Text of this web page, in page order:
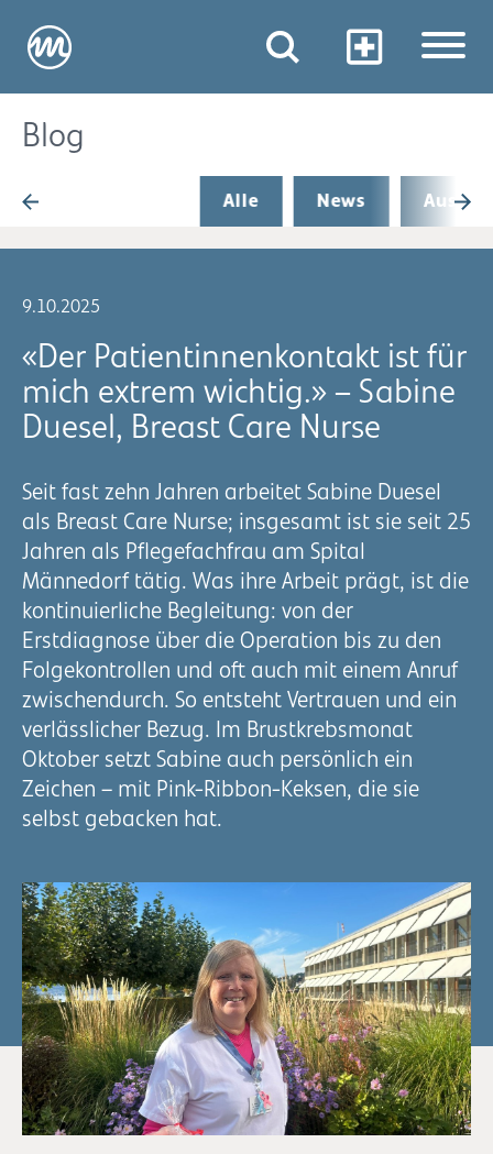
Blog
Alle News Aus
9.10.2025
«Der Patientinnenkontakt ist für
mich extrem wichtig.» – Sabine
Duesel, Breast Care Nurse
Seit fast zehn Jahren arbeitet Sabine Duesel
als Breast Care Nurse; insgesamt ist sie seit 25
Jahren als Pflegefachfrau am Spital
Männedorf tätig. Was ihre Arbeit prägt, ist die
kontinuierliche Begleitung: von der
Erstdiagnose über die Operation bis zu den
Folgekontrollen und oft auch mit einem Anruf
zwischendurch. So entsteht Vertrauen und ein
verlässlicher Bezug. Im Brustkrebsmonat
Oktober setzt Sabine auch persönlich ein
Zeichen – mit Pink-Ribbon-Keksen, die sie
selbst gebacken hat.